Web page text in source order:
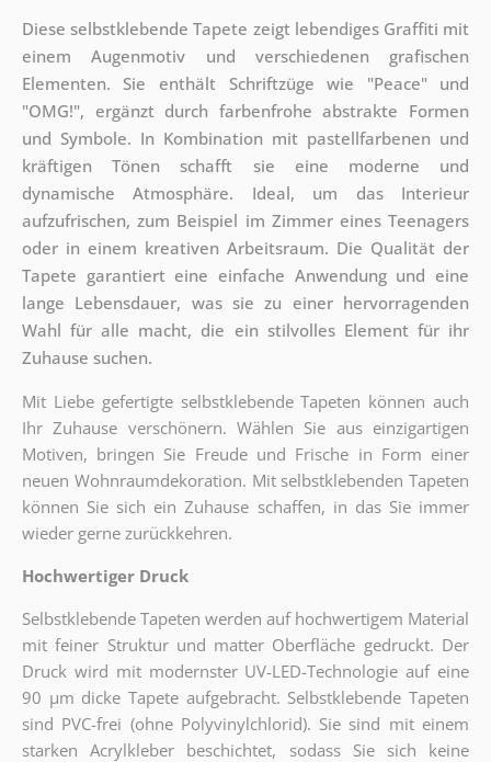
Diese selbstklebende Tapete zeigt lebendiges Graffiti mit
einem Augenmotiv und verschiedenen grafischen
Elementen. Sie enthält Schriftzüge wie "Peace" und
"OMG!", ergänzt durch farbenfrohe abstrakte Formen
und Symbole. In Kombination mit pastellfarbenen und
kräftigen Tönen schafft sie eine moderne und
dynamische Atmosphäre. Ideal, um das Interieur
aufzufrischen, zum Beispiel im Zimmer eines Teenagers
oder in einem kreativen Arbeitsraum. Die Qualität der
Tapete garantiert eine einfache Anwendung und eine
lange Lebensdauer, was sie zu einer hervorragenden
Wahl für alle macht, die ein stilvolles Element für ihr
Zuhause suchen.
Mit Liebe gefertigte selbstklebende Tapeten können auch
Ihr Zuhause verschönern. Wählen Sie aus einzigartigen
Motiven, bringen Sie Freude und Frische in Form einer
neuen Wohnraumdekoration. Mit selbstklebenden Tapeten
können Sie sich ein Zuhause schaffen, in das Sie immer
wieder gerne zurückkehren.
Hochwertiger Druck
Selbstklebende Tapeten werden auf hochwertigem Material
mit feiner Struktur und matter Oberfläche gedruckt. Der
Druck wird mit modernster UV-LED-Technologie auf eine
90 µm dicke Tapete aufgebracht. Selbstklebende Tapeten
sind PVC-frei (ohne Polyvinylchlorid). Sie sind mit einem
starken Acrylkleber beschichtet, sodass Sie sich keine